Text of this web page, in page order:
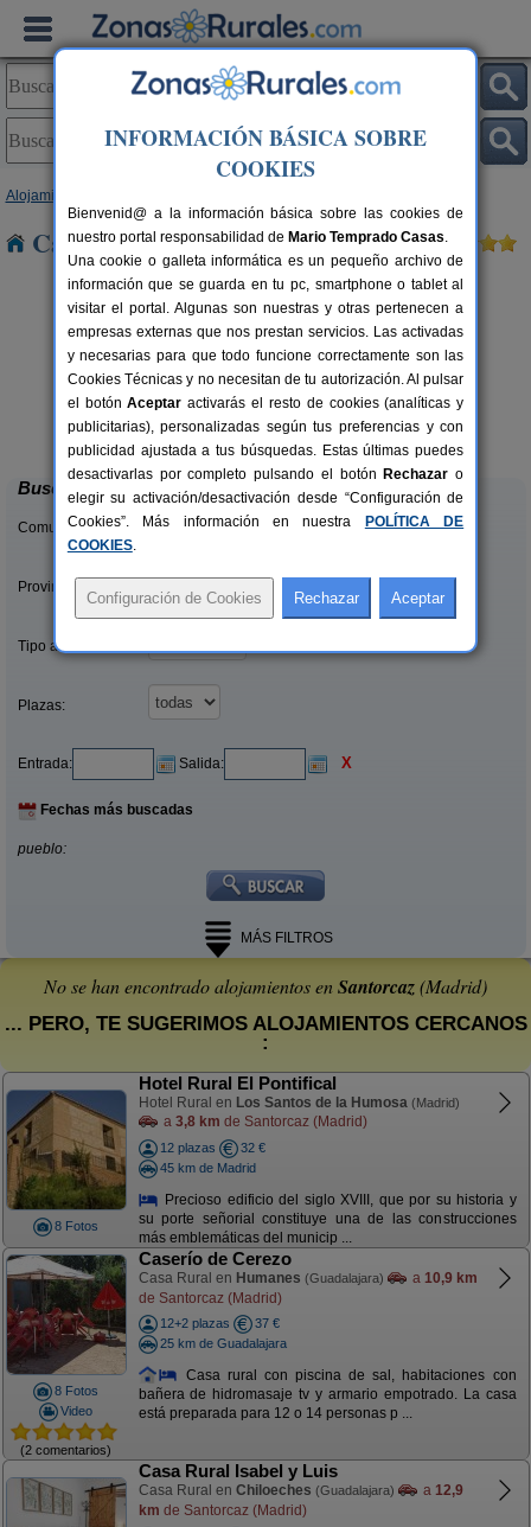
Alojamientos
Casas Rurales cerca de Santorcaz
8 pers.
desde35 €
Casa Rural La Morateña
Morata de Tajuña (Madrid)
Buscar
Comunidades:
Provincias/Islas:
Tipo alquiler:
Plazas:
Entrada: Salida: X
Fechas más buscadas
pueblo:
MÁS FILTROS
No se han encontrado alojamientos enSantorcaz(Madrid)
... PERO, TE SUGERIMOS ALOJAMIENTOS CERCANOS
:
8 Fotos
Hotel Rural El Pontifical
Hotel Rural en Los Santos de la Humosa (Madrid)
a 3,8 km de Santorcaz (Madrid)
12 plazas
32 €
45 km de Madrid
Precioso edificio del siglo XVIII, que por su historia y
su porte señorial constituye una de las construcciones
más emblemáticas del municip ...
8 Fotos
Video
(2 comentarios)
Caserío de Cerezo
Casa Rural en Humanes (Guadalajara) a 10,9 km
de Santorcaz (Madrid)
12+2 plazas
37 €
25 km de Guadalajara
Casa rural con piscina de sal, habitaciones con
bañera de hidromasaje tv y armario empotrado. La casa
está preparada para 12 o 14 personas p ...
Casa Rural Isabel y Luis
Casa Rural en Chiloeches (Guadalajara) a 12,9
km de Santorcaz (Madrid)
INFORMACIÓN BÁSICA SOBRE
COOKIES
Bienvenid@ a la información básica sobre las cookies de
nuestro portal responsabilidad de Mario Temprado Casas.
Una cookie o galleta informática es un pequeño archivo de
información que se guarda en tu pc, smartphone o tablet al
visitar el portal. Algunas son nuestras y otras pertenecen a
empresas externas que nos prestan servicios. Las activadas
y necesarias para que todo funcione correctamente son las
Cookies Técnicas y no necesitan de tu autorización. Al pulsar
el botónAceptar activarás el resto de cookies (analíticas y
publicitarias), personalizadas según tus preferencias y con
publicidad ajustada a tus búsquedas. Estas últimas puedes
desactivarlas por completo pulsando el botón Rechazar o
elegir su activación/desactivación desde “Configuración de
Cookies”. Más información en nuestra
POLÍTICA DE
COOKIES.